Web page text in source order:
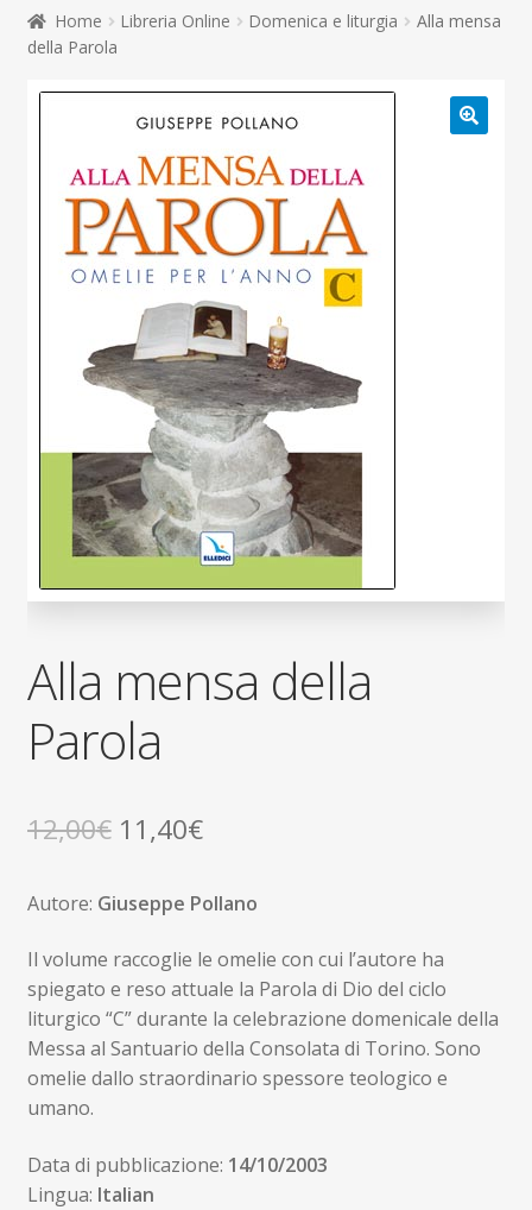
Contatti
child
Don Bosco
il
menu
Home Libreria Online Domenica e liturgia
Alla mensa
della Parola
Alla mensa della
Parola
12,00€ Il
originale
era:
12,00€.
11,40€Il
attuale
è:
11,40€.
Autore: Giuseppe Pollano
Il volume raccoglie le omelie con cui l’autore ha
spiegato e reso attuale la Parola di Dio del ciclo
liturgico “C” durante la celebrazione domenicale della
Messa al Santuario della Consolata di Torino. Sono
omelie dallo straordinario spessore teologico e
umano.
Data di pubblicazione: 14/10/2003
Lingua: Italian